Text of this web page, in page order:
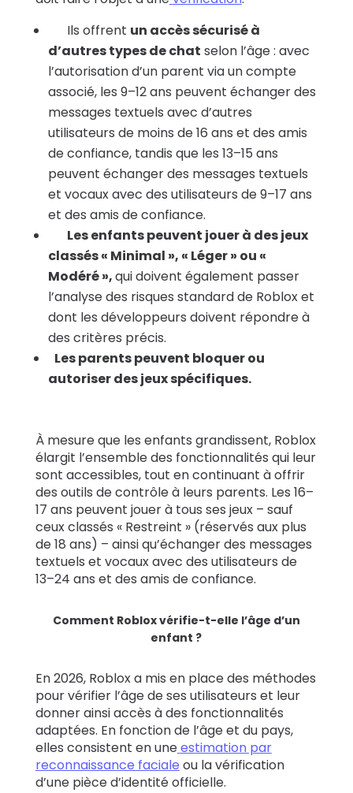
Ils offrent un accès sécurisé à
d’autres types de chat selon l’âge : avec
l’autorisation d’un parent via un compte
associé, les 9–12 ans peuvent échanger des
messages textuels avec d’autres
utilisateurs de moins de 16 ans et des amis
de confiance, tandis que les 13–15 ans
peuvent échanger des messages textuels
et vocaux avec des utilisateurs de 9–17 ans
et des amis de confiance.
Les enfants peuvent jouer à des jeux
classés « Minimal », « Léger » ou «
Modéré »,qui doivent également passer
l’analyse des risques standard de Roblox et
dont les développeurs doivent répondre à
des critères précis.
Les parents peuvent bloquer ou
autoriser des jeux spécifiques.
À mesure que les enfants grandissent, Roblox
élargit l’ensemble des fonctionnalités qui leur
sont accessibles, tout en continuant à offrir
des outils de contrôle à leurs parents. Les 16–
17 ans peuvent jouer à tous ses jeux – sauf
ceux classés « Restreint » (réservés aux plus
de 18 ans) – ainsi qu’échanger des messages
textuels et vocaux avec des utilisateurs de
13–24 ans et des amis de confiance.
Comment Roblox vérifie-t-elle l’âge d’un
enfant ?
En 2026, Roblox a mis en place des méthodes
pour vérifier l’âge de ses utilisateurs et leur
donner ainsi accès à des fonctionnalités
adaptées. En fonction de l’âge et du pays,
elles consistent en uneestimation par
reconnaissance faciale ou la vérification
d’une pièce d’identité officielle.